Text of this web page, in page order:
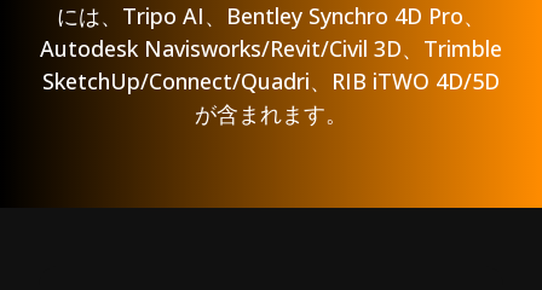
には、Tripo AI、Bentley Synchro 4D Pro、
Autodesk Navisworks/Revit/Civil 3D、Trimble
SketchUp/Connect/Quadri、RIB iTWO 4D/5D
が含まれます。